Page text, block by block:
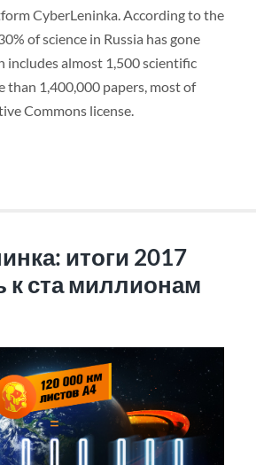
CyberLeninka. According to the
of science in Russia has gone
includes almost 1,500 scientific
than 1,400,000 papers, most of
Commons license.
итоги 2017
к ста миллионам